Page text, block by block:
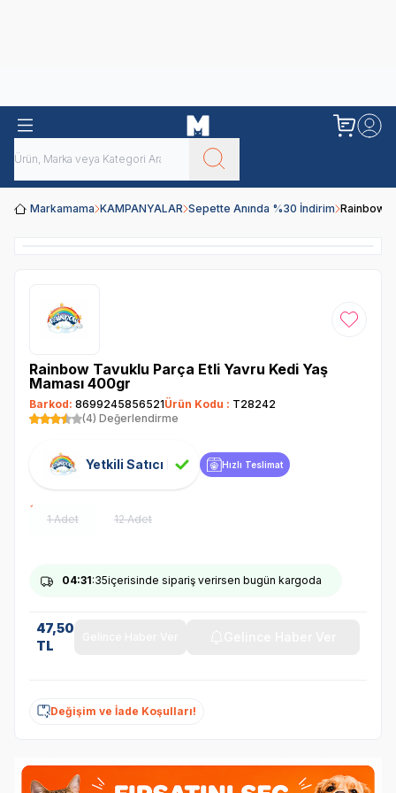
Markamama KAMPANYALAR Sepette Anında %30 İndirim Rainbow
Favoriye
Rainbow Tavuklu Parça Etli Yavru Kedi Yaş
Maması 400gr
Barkod: 8699245856521Ürün Kodu : T28242
(4) Değerlendirme
Yetkili Satıcı Hızlı Teslimat
1 Adet 12 Adet
04:31:35içerisinde sipariş verirsen bugün kargoda
47,50
TL
Değişim ve İade Koşulları!